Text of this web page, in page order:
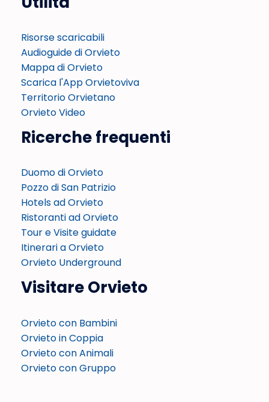
Risorse scaricabili
Audioguide di Orvieto
Mappa di Orvieto
Scarica l'App Orvietoviva
Territorio Orvietano
Orvieto Video
Ricerche frequenti
Duomo di Orvieto
Pozzo di San Patrizio
Hotels ad Orvieto
Ristoranti ad Orvieto
Tour e Visite guidate
Itinerari a Orvieto
Orvieto Underground
Visitare Orvieto
Orvieto con Bambini
Orvieto in Coppia
Orvieto con Animali
Orvieto con Gruppo